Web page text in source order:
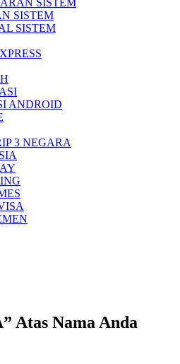
SISTEM
SISTEM
SISTEM
ANDROID
3 NEGARA
Atas Nama Anda